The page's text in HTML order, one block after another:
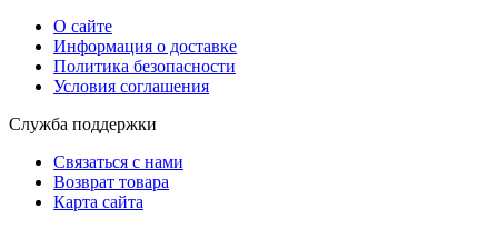
О сайте
Информация о доставке
Политика безопасности
Условия соглашения
Служба поддержки
Связаться с нами
Возврат товара
Карта сайта